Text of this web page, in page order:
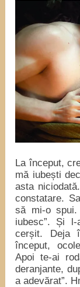
La început,
mă iubești
asta
constatare.
să mi-o
iubesc”. Și
cerșit. Deja
început,
Apoi te-ai
deranjante,
a adevărat”.